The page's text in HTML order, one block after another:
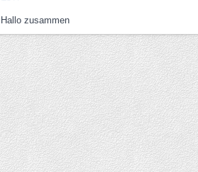
Hallo zusammen